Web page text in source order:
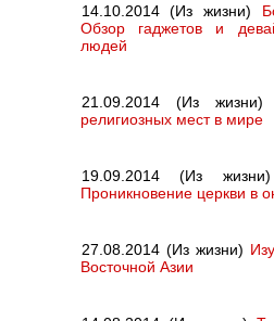
14.10.2014 (Из жизни)
Обзор гаджетов и
людей
21.09.2014 (Из жизни)
религиозных мест в мире
19.09.2014 (Из
Проникновение церкви в
27.08.2014 (Из жизни)
Восточной Азии